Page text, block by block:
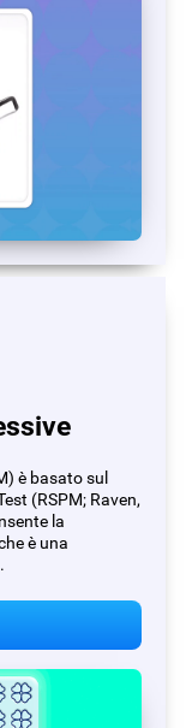
è basato sul
(RSPM; Raven,
la
è una